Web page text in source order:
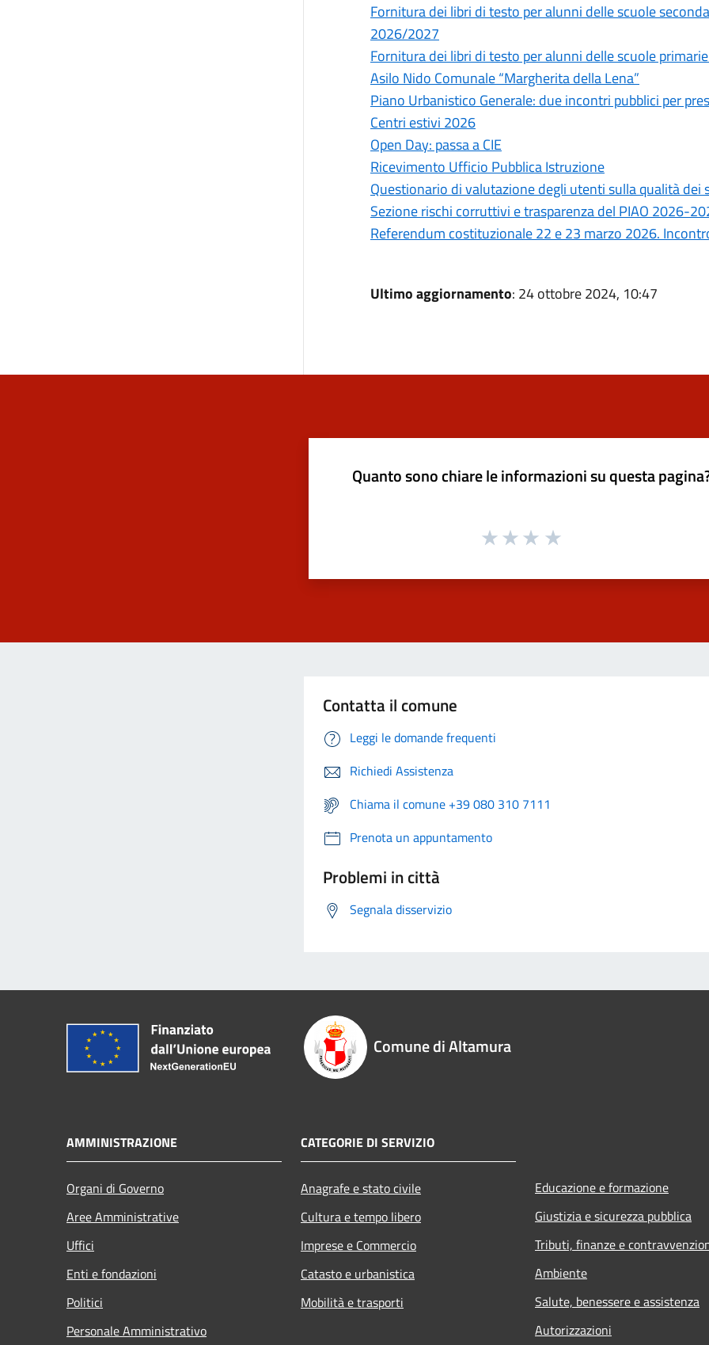
Fornitura dei libri di testo per alunni delle scuole
2026/2027
Fornitura dei libri di testo per alunni delle scuole
Asilo Nido Comunale “Margherita della Lena”
Piano Urbanistico Generale: due incontri pubblici per
Centri estivi 2026
Open Day: passa a CIE
Ricevimento Ufficio Pubblica Istruzione
Questionario di valutazione degli utenti sulla qualità dei
Sezione rischi corruttivi e trasparenza del PIAO 2026-
Referendum costituzionale 22 e 23 marzo 2026.
Ultimo aggiornamento: 24 ottobre 2024, 10:47
Quanto sono chiare le informazioni su questa
Contatta il comune
Leggi le domande frequenti
Richiedi Assistenza
Chiama il comune +39 080 310 7111
Prenota un appuntamento
Problemi in città
Segnala disservizio
Comune di Altamura
AMMINISTRAZIONE
Organi di Governo
Aree Amministrative
Uffici
Enti e fondazioni
Politici
Personale Amministrativo
CATEGORIE DI SERVIZIO
Anagrafe e stato civile
Cultura e tempo libero
Imprese e Commercio
Catasto e urbanistica
Mobilità e trasporti
Educazione e formazione
Giustizia e sicurezza pubblica
Tributi, finanze e
Ambiente
Salute, benessere e assistenza
Autorizzazioni